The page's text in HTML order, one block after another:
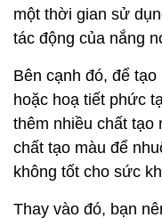
một thời gian sử
tác động của nắng
Bên cạnh đó, để
hoặc hoạ tiết phức
thêm nhiều chất tạo
chất tạo màu để
không tốt cho sức
Thay vào đó, bạn